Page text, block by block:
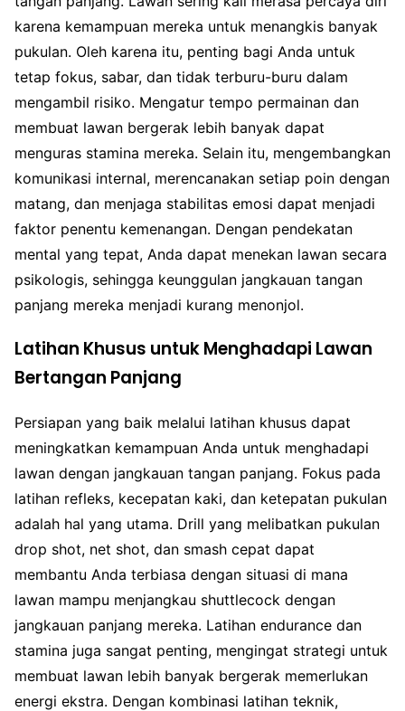
karena kemampuan mereka untuk menangkis banyak
pukulan. Oleh karena itu, penting bagi Anda untuk
tetap fokus, sabar, dan tidak terburu-buru dalam
mengambil risiko. Mengatur tempo permainan dan
membuat lawan bergerak lebih banyak dapat
menguras stamina mereka. Selain itu, mengembangkan
komunikasi internal, merencanakan setiap poin dengan
matang, dan menjaga stabilitas emosi dapat menjadi
faktor penentu kemenangan. Dengan pendekatan
mental yang tepat, Anda dapat menekan lawan secara
psikologis, sehingga keunggulan jangkauan tangan
panjang mereka menjadi kurang menonjol.
Latihan Khusus untuk Menghadapi Lawan
Bertangan Panjang
Persiapan yang baik melalui latihan khusus dapat
meningkatkan kemampuan Anda untuk menghadapi
lawan dengan jangkauan tangan panjang. Fokus pada
latihan refleks, kecepatan kaki, dan ketepatan pukulan
adalah hal yang utama. Drill yang melibatkan pukulan
drop shot, net shot, dan smash cepat dapat
membantu Anda terbiasa dengan situasi di mana
lawan mampu menjangkau shuttlecock dengan
jangkauan panjang mereka. Latihan endurance dan
stamina juga sangat penting, mengingat strategi untuk
membuat lawan lebih banyak bergerak memerlukan
energi ekstra. Dengan kombinasi latihan teknik,